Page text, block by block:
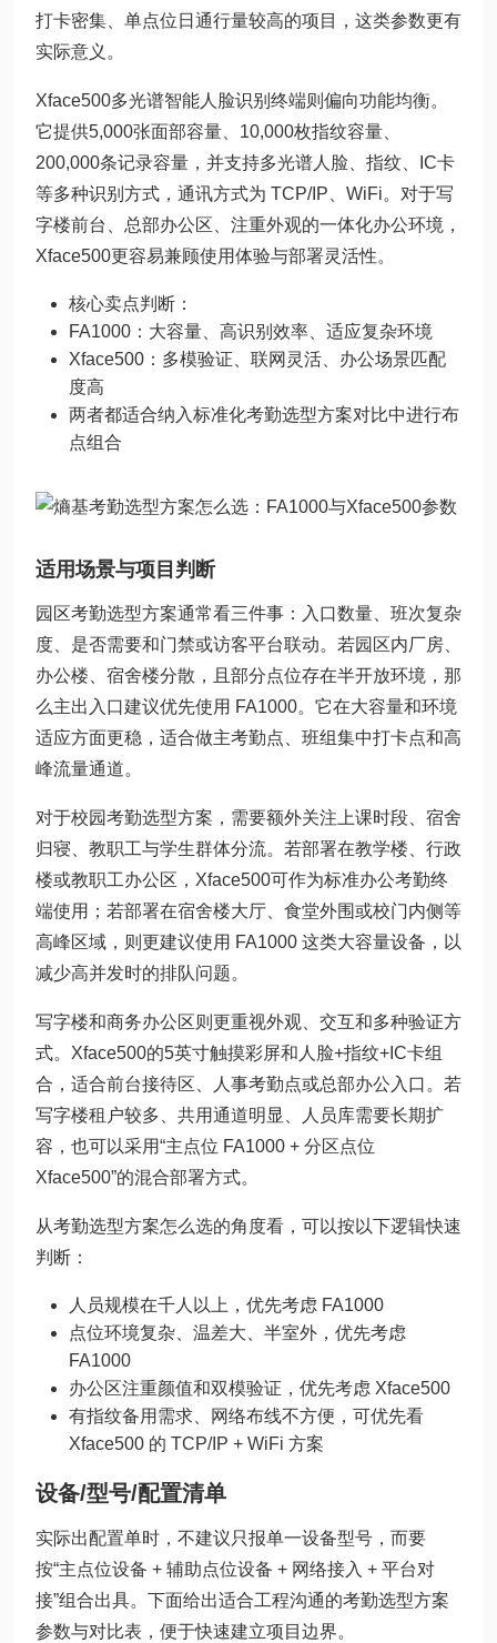
打卡密集、单点位日通行量较高的项目，这类参数更有
实际意义。
Xface500多光谱智能人脸识别终端则偏向功能均衡。
它提供5,000张面部容量、10,000枚指纹容量、
200,000条记录容量，并支持多光谱人脸、指纹、IC卡
等多种识别方式，通讯方式为 TCP/IP、WiFi。对于写
字楼前台、总部办公区、注重外观的一体化办公环境，
Xface500更容易兼顾使用体验与部署灵活性。
核心卖点判断：
FA1000：大容量、高识别效率、适应复杂环境
Xface500：多模验证、联网灵活、办公场景匹配
度高
两者都适合纳入标准化考勤选型方案对比中进行布
点组合
适用场景与项目判断
园区考勤选型方案通常看三件事：入口数量、班次复杂
度、是否需要和门禁或访客平台联动。若园区内厂房、
办公楼、宿舍楼分散，且部分点位存在半开放环境，那
么主出入口建议优先使用 FA1000。它在大容量和环境
适应方面更稳，适合做主考勤点、班组集中打卡点和高
峰流量通道。
对于校园考勤选型方案，需要额外关注上课时段、宿舍
归寝、教职工与学生群体分流。若部署在教学楼、行政
楼或教职工办公区，Xface500可作为标准办公考勤终
端使用；若部署在宿舍楼大厅、食堂外围或校门内侧等
高峰区域，则更建议使用 FA1000 这类大容量设备，以
减少高并发时的排队问题。
写字楼和商务办公区则更重视外观、交互和多种验证方
式。Xface500的5英寸触摸彩屏和人脸+指纹+IC卡组
合，适合前台接待区、人事考勤点或总部办公入口。若
写字楼租户较多、共用通道明显、人员库需要长期扩
容，也可以采用“主点位 FA1000 + 分区点位
Xface500”的混合部署方式。
从考勤选型方案怎么选的角度看，可以按以下逻辑快速
判断：
人员规模在千人以上，优先考虑 FA1000
点位环境复杂、温差大、半室外，优先考虑
FA1000
办公区注重颜值和双模验证，优先考虑 Xface500
有指纹备用需求、网络布线不方便，可优先看
Xface500 的 TCP/IP + WiFi 方案
设备/型号/配置清单
实际出配置单时，不建议只报单一设备型号，而要
按“主点位设备 + 辅助点位设备 + 网络接入 + 平台对
接”组合出具。下面给出适合工程沟通的考勤选型方案
参数与对比表，便于快速建立项目边界。